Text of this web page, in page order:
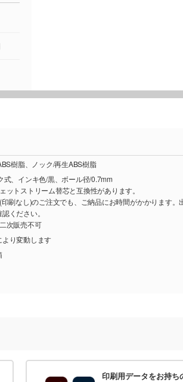
樹脂、ノック/再生ABS樹脂
式、インキ色/黒、ボール径/0.7mm
ットストリーム替芯と互換性があります。
刷なし)のご注文でも、ご納品にお時間がかかります。
ください。
次販売不可
より変動します
印刷用データをお持ち